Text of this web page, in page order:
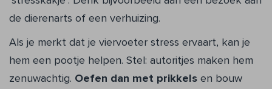
de dierenarts of een verhuizing.
Als je merkt dat je viervoeter stress ervaart, kan je
hem een pootje helpen. Stel: autoritjes maken hem
zenuwachtig. Oefen dan met prikkels en bouw